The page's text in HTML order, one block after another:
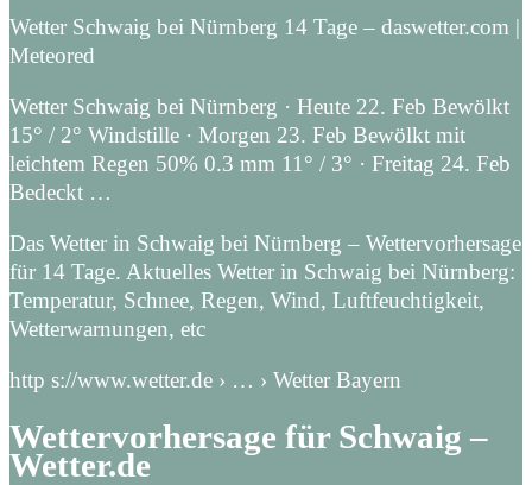
Wetter Schwaig bei Nürnberg 14 Tage – daswetter.com |
Meteored
Wetter Schwaig bei Nürnberg · Heute 22. Feb Bewölkt
15° / 2° Windstille · Morgen 23. Feb Bewölkt mit
leichtem Regen 50% 0.3 mm 11° / 3° · Freitag 24. Feb
Bedeckt …
Das Wetter in Schwaig bei Nürnberg – Wettervorhersage
für 14 Tage. Aktuelles Wetter in Schwaig bei Nürnberg:
Temperatur, Schnee, Regen, Wind, Luftfeuchtigkeit,
Wetterwarnungen, etc
http s://www.wetter.de › … › Wetter Bayern
Wettervorhersage für Schwaig –
Wetter.de